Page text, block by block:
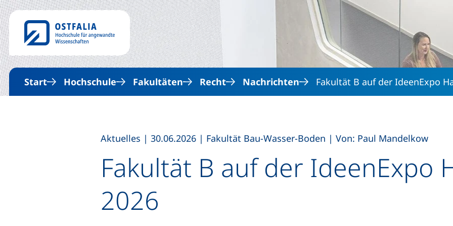
Direkt zum Inhalt
Start Hochschule Fakultäten Recht Nachrichten Fakultät B auf der IdeenExpo
Fakultät B auf der IdeenExpo
2026
Aktuelles | 30.06.2026 | Fakultät Bau-Wasser-Boden | Von: Paul Mandelkow